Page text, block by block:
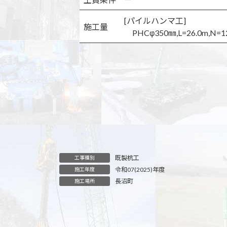
施工量
[パイルハンマ工]
PHCφ350㎜
工事種別 既製杭工
施工年度 令和07(2025)年度
施工場所 長沼町